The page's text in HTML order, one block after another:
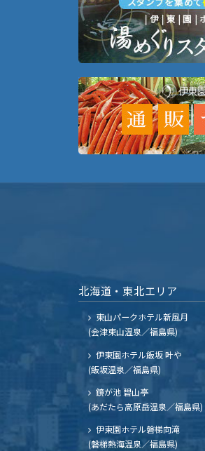
北海道・東北エリア
東山パークホテル新風月
(会津東山温泉／福島県)
伊東園ホテル飯坂 叶や
(飯坂温泉／福島県)
鏡が池 碧山亭
(あだたら高原岳温泉／福島県)
伊東園ホテル磐梯向滝
(磐梯熱海温泉／福島県)